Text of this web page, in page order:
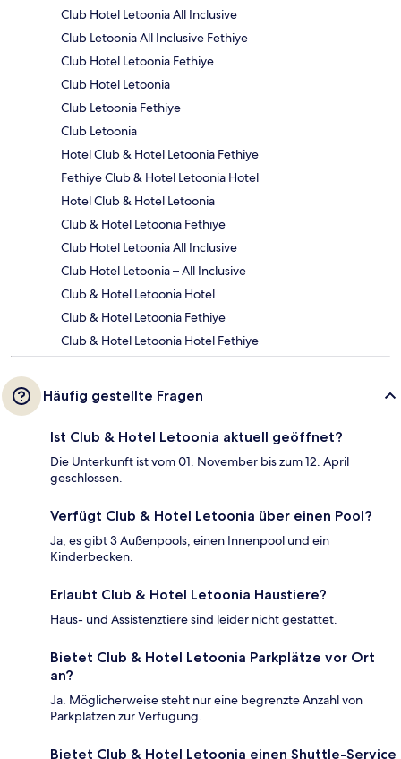
Club Hotel Letoonia All Inclusive
Club Letoonia All Inclusive Fethiye
Club Hotel Letoonia Fethiye
Club Hotel Letoonia
Club Letoonia Fethiye
Club Letoonia
Hotel Club & Hotel Letoonia Fethiye
Fethiye Club & Hotel Letoonia Hotel
Hotel Club & Hotel Letoonia
Club & Hotel Letoonia Fethiye
Club Hotel Letoonia All Inclusive
Club Hotel Letoonia – All Inclusive
Club & Hotel Letoonia Hotel
Club & Hotel Letoonia Fethiye
Club & Hotel Letoonia Hotel Fethiye
Häufig gestellte Fragen
Ist Club & Hotel Letoonia aktuell geöffnet?
Die Unterkunft ist vom 01. November bis zum 12. April
geschlossen.
Verfügt Club & Hotel Letoonia über einen Pool?
Ja, es gibt 3 Außenpools, einen Innenpool und ein
Kinderbecken.
Erlaubt Club & Hotel Letoonia Haustiere?
Haus- und Assistenztiere sind leider nicht gestattet.
Bietet Club & Hotel Letoonia Parkplätze vor Ort
an?
Ja. Möglicherweise steht nur eine begrenzte Anzahl von
Parkplätzen zur Verfügung.
Bietet Club & Hotel Letoonia einen Shuttle-Service